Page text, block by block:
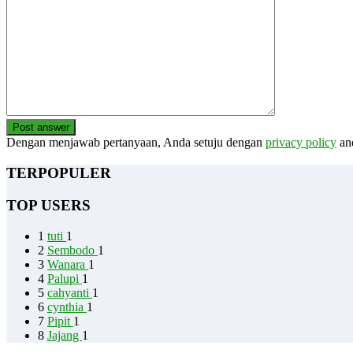
Post answer
Dengan menjawab pertanyaan, Anda setuju dengan privacy policy
TERPOPULER
TOP USERS
1 tuti 1
2 Sembodo 1
3 Wanara 1
4 Palupi 1
5 cahyanti 1
6 cynthia 1
7 Pipit 1
8 Jajang 1